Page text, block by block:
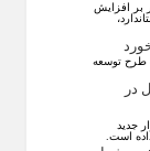
بر افزایش
طرح توسعه
در
جدید
است.